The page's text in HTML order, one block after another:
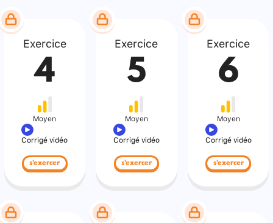
Exercice
4
Moyen
Corrigé vidéo
s'exercer
Exercice
5
Moyen
Corrigé vidéo
s'exercer
Exercice
6
Moyen
Corrigé vidéo
s'exercer